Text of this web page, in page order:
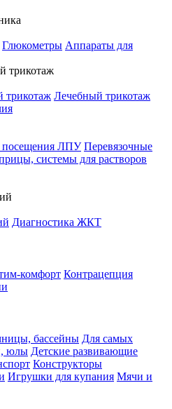
Глюкометры Аппараты для
трикотаж
трикотаж Лечебный трикотаж
посещения ЛПУ Перевязочные
системы для растворов
Диагностика ЖКТ
комфорт Контрацепция
бассейны Для самых
юлы Детские развивающие
Конструкторы
Игрушки для купания Мячи и